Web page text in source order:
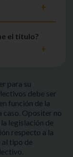
el título?
para su
debe ser
función de la
Opositer no
legislación de
respecto a la
al tipo de